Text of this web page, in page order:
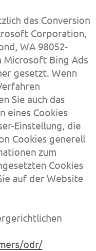
das Conversion
Corporation,
WA 98052-
Microsoft Bing Ads
gesetzt. Wenn
Sie auch das
eines Cookies
Einstellung, die
Cookies generell
zum
Cookies
auf der Website
odr/